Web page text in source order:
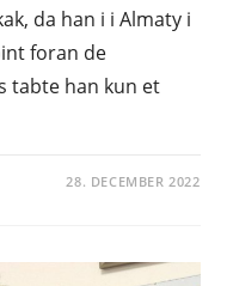
da han i i Almaty i
foran de
tabte han kun et
28. DECEMBER 2022